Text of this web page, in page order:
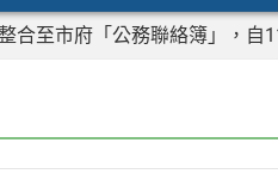
合至市府「公務聯絡簿」，自